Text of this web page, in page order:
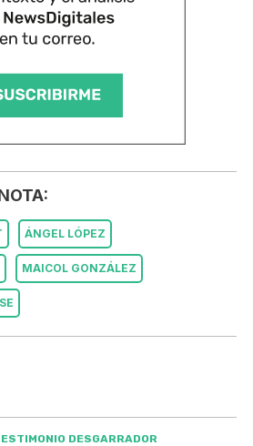
ÁNGEL LÓPEZ
MAICOL GONZÁLEZ
DESGARRADOR